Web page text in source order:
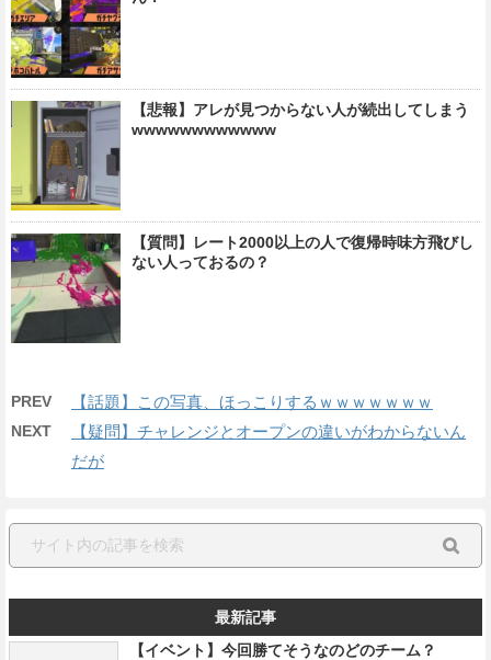
【悲報】アレが見つからない人が続出してしまう
wwwwwwwwwwww
【質問】レート2000以上の人で復帰時味方飛びし
ない人っておるの？
PREV 【話題】この写真、ほっこりするｗｗｗｗｗｗｗ
NEXT
【疑問】チャレンジとオープンの違いがわからないん
だが
最新記事
【イベント】今回勝てそうなのどのチーム？